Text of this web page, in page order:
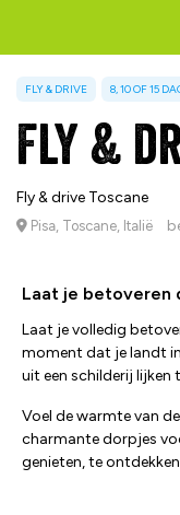
FLY & DRIVE 8, 10 OF 15
Fly &
Fly & drive Toscane
Pisa, Toscane, Italië
Laat je betoveren
Laat je volledig
moment dat je landt
uit een schilderij lijken
Voel de warmte van
charmante dorpjes
genieten, te